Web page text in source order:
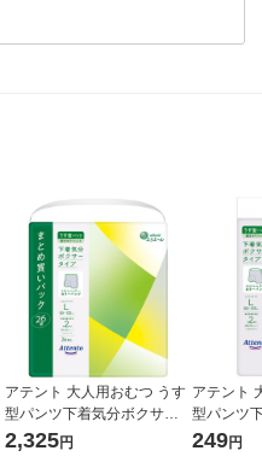
アテント 大人用おむつ うす
型パンツ下着気分ボクサー
タイプうす型パンツ 大容量
2,325円
アテント
型パンツ
タイプう
249円